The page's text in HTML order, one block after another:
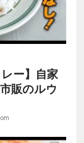
ー】自家
販のルウ